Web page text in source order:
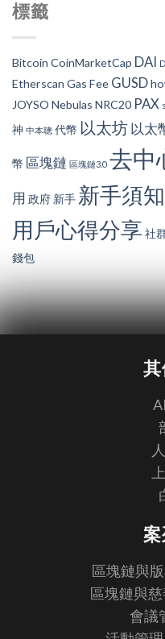
標籤
Bitcoin CoinMarketCap DAI
Etherscan Gas Fee GUSD
JOYSO Nebulas NRC20 PAX
神 中本聰 代幣 以太坊 以太
幣 區塊鏈 區塊鏈3.0 去中
用 政府 新手 新手須知
用戶心得分享 社
錢包
區塊鏈與
區塊鏈與
會議